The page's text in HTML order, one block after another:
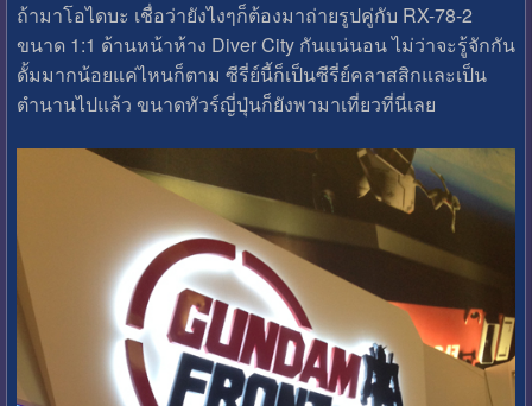
ถ้ามาโอไดบะ เชื่อว่ายังไงๆก็ต้องมาถ่ายรูปคู่กับ RX-78-2
ขนาด 1:1 ด้านหน้าห้าง Diver City กันแน่นอน ไม่ว่าจะรู้จักกัน
ดั้มมากน้อยแค่ไหนก็ตาม ซีรี่ย์นี้ก็เป็นซีรี่ย์คลาสสิกและเป็น
ตำนานไปแล้ว ขนาดทัวร์ญี่ปุ่นก็ยังพามาเที่ยวที่นี่เลย